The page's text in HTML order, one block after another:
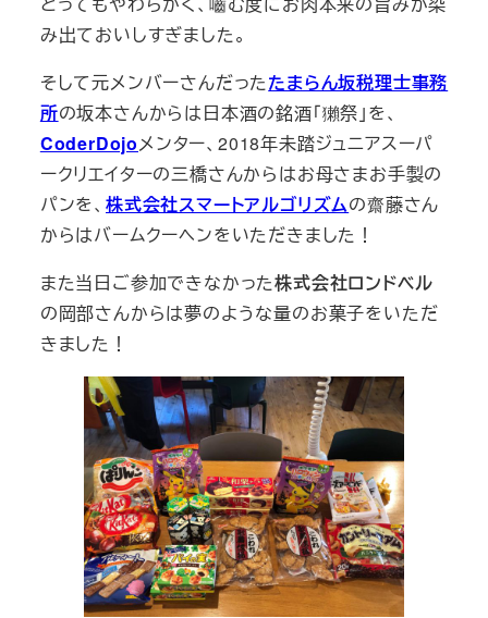
み出ておいしすぎました。
そして元メンバーさんだったたまらん坂税理士事務
所の坂本さんからは日本酒の銘酒「獺祭」を、
CoderDojoメンター、2018年未踏ジュニアスーパ
ークリエイターの三橋さんからはお母さまお手製の
パンを、 株式会社スマートアルゴリズムの齋藤さん
からはバームクーヘンをいただきました！
また当日ご参加できなかった株式会社ロンドベル
の岡部さんからは夢のような量のお菓子をいただ
きました！